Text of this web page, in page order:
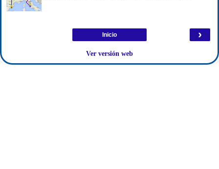
›
Inicio
Ver versión web